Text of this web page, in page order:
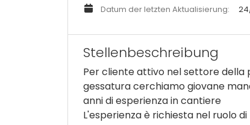
Datum der letzten Aktualisierung:
Stellenbeschreibung
Per cliente attivo nel settore della
gessatura cerchiamo giovane
anni di esperienza in cantiere
L'esperienza è richiesta nel ruolo